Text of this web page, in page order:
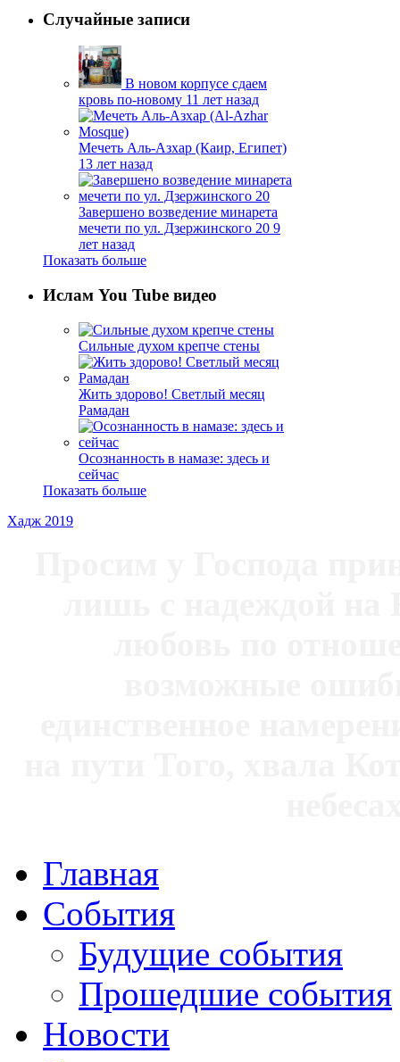
Случайные записи
В новом корпусе сдаем
кровь по-новому 11 лет назад
Мечеть Аль-Азхар (Каир, Египет)
13 лет назад
Завершено возведение минарета
мечети по ул. Дзержинского 20 9
лет назад
Показать больше
Ислам You Tube видео
Сильные духом крепче стены
Жить здорово! Светлый месяц
Рамадан
Осознанность в намазе: здесь и
сейчас
Показать больше
Хадж 2019
Главная
События
Будущие события
Прошедшие события
Новости